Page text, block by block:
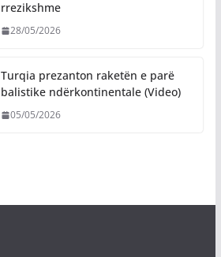
rrezikshme
28/05/2026
Turqia prezanton raketën e parë
balistike ndërkontinentale (Video)
05/05/2026